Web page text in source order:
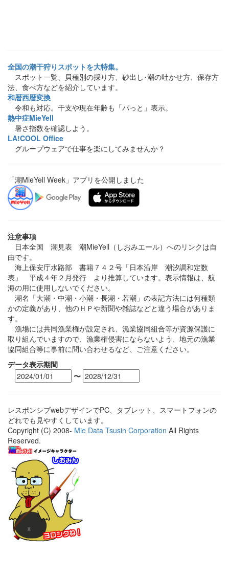
全国の潮干狩りスポットを大特集。
スポット一覧、貝種別の採り方、砂出し･潮の吐かせ方、保存方
法、食べ方などを紹介しています。
和暦西暦変換
令和も対応。干支や現在年齢も「パっと」表示。
熱中症MieYell
暑さ指数を確認しよう。
LA!COOL Office
グループウェアで仕事を楽にしてみませんか？
「潮MieYell Week」アプリを公開しました
注意事項
日本全国 潮見表 潮MieYell（しおみエール）へのリンクは自
由です。
海上保安庁水路部 書籍７４２号「日本沿岸 潮汐調和定数
表」 平成４年２月発行 より推算しています。表示情報は、航
海の用に使用しないでください。
潮名「大潮・中潮・小潮・長潮・若潮」の表記方法には何種類
かの定義があり、他のＨＰや新聞や雑誌などと違う場合がありま
す。
漁場には共同漁業権が設定され、漁業協同組合等が資源保護に
取り組んでいますので、漁業権侵害にならないよう、地元の漁業
協同組合等に事前に問い合わせるなど、ご注意ください。
データ表示期間
〜
レスポンシブwebデザインでPC、タブレット、スマートフォンの
どれでも見やすくしています。
Copyright (C) 2008- Mie Data Tsusin Corporation All Rights
Reserved.